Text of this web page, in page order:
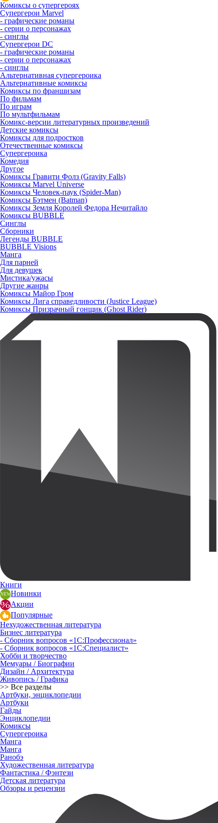
Комиксы о супергероях
Супергерои Marvel
- графические романы
- серии о персонажах
- синглы
Супергерои DC
- графические романы
- серии о персонажах
- синглы
Альтернативная супергероика
Альтернативные комиксы
Комиксы по франшизам
По фильмам
По играм
По мультфильмам
Комикс-версии литературных произведений
Детские комиксы
Комиксы для подростков
Отечественные комиксы
Супергероика
Комедия
Другое
Комиксы Гравити Фолз (Gravity Falls)
Комиксы Marvel Universe
Комиксы Человек-паук (Spider-Man)
Комиксы Бэтмен (Batman)
Комиксы Земля Королей Федора Нечитайло
Комиксы BUBBLE
Синглы
Сборники
Легенды BUBBLE
BUBBLE Visions
Манга
Для парней
Для девушек
Мистика/ужасы
Другие жанры
Комиксы Майор Гром
Комиксы Лига справедливости (Justice League)
Комиксы Призрачный гонщик (Ghost Rider)
Книги
Новинки
Акции
Популярные
Нехудожественная литература
Бизнес литература
- Сборник вопросов «1С:Профессионал»
- Сборник вопросов «1С:Специалист»
Хобби и творчество
Мемуары / Биографии
Дизайн / Архитектура
Живопись / Графика
>> Все разделы
Артбуки, энциклопедии
Артбуки
Гайды
Энциклопедии
Комиксы
Супергероика
Манга
Манга
Ранобэ
Художественная литература
Фантастика / Фэнтези
Детская литература
Обзоры и рецензии